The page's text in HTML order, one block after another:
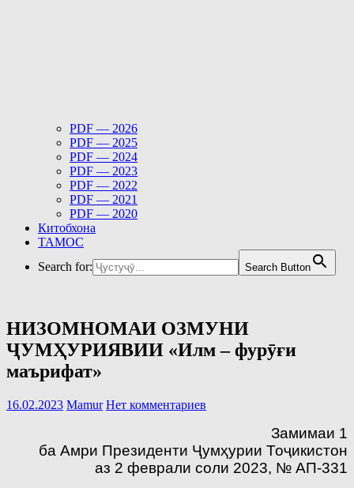
PDF — 2026
PDF — 2025
PDF — 2024
PDF — 2023
PDF — 2022
PDF — 2021
PDF — 2020
Китобхона
ТАМОС
Search for:
Search Button
НИЗОМНОМАИ ОЗМУНИ
ҶУМҲУРИЯВИИ «Илм – фурӯғи
маърифат»
16.02.2023 Mamur Нет комментариев
Замимаи 1
ба Амри Президенти Ҷумҳурии Тоҷикистон
аз 2 феврали соли 2023, № АП-331